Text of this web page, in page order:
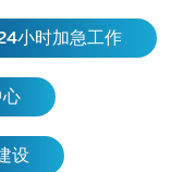
小时加急工作
设